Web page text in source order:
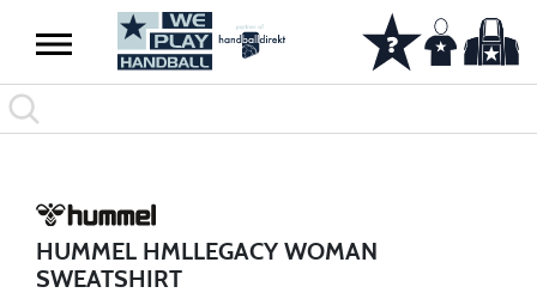
HUMMEL HMLLEGACY WOMAN
SWEATSHIRT